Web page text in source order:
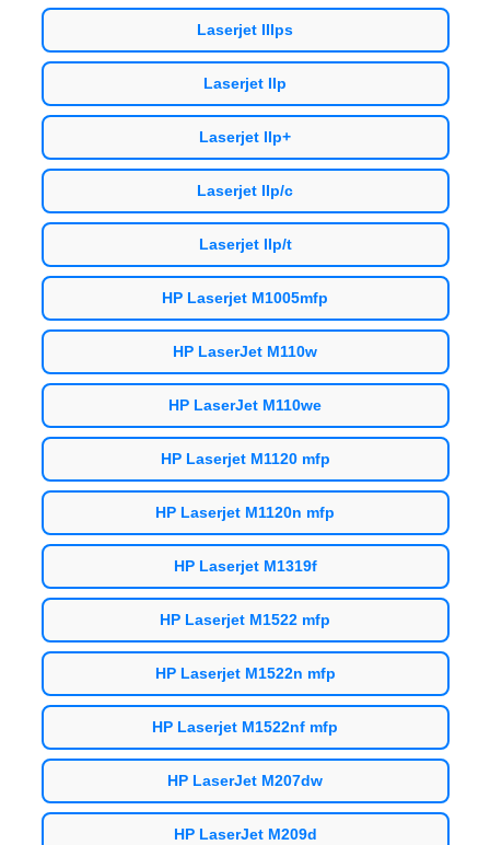
Laserjet IIIps
Laserjet IIp
Laserjet IIp+
Laserjet IIp/c
Laserjet IIp/t
HP Laserjet M1005mfp
HP LaserJet M110w
HP LaserJet M110we
HP Laserjet M1120 mfp
HP Laserjet M1120n mfp
HP Laserjet M1319f
HP Laserjet M1522 mfp
HP Laserjet M1522n mfp
HP Laserjet M1522nf mfp
HP LaserJet M207dw
HP LaserJet M209d